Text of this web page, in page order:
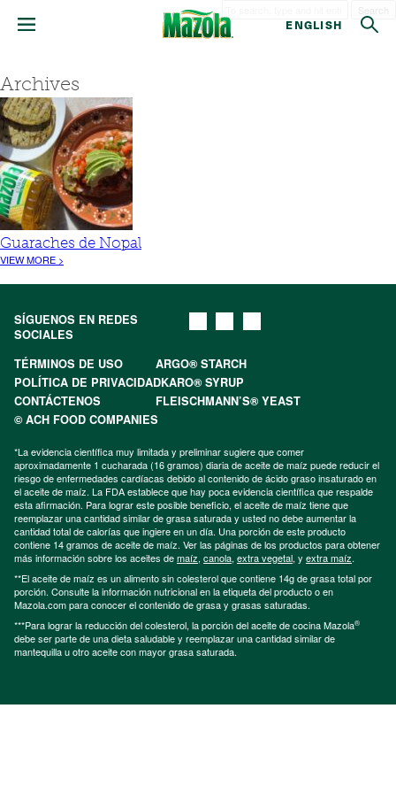
ENGLISH
Archives
Guaraches de Nopal
VIEW MORE >
SÍGUENOS EN REDES
SOCIALES
TÉRMINOS DE USO
ARGO® STARCH
POLÍTICA DE PRIVACIDADKARO® SYRUP
CONTÁCTENOS
FLEISCHMANN’S® YEAST
© ACH FOOD COMPANIES
*La evidencia científica muy limitada y preliminar sugiere que comer
aproximadamente 1 cucharada (16 gramos) diaria de aceite de maíz puede reducir el
riesgo de enfermedades cardíacas debido al contenido de ácido graso insaturado en
el aceite de maíz. La FDA establece que hay poca evidencia científica que respalde
esta afirmación. Para lograr este posible beneficio, el aceite de maíz tiene que
reemplazar una cantidad similar de grasa saturada y usted no debe aumentar la
cantidad total de calorías que ingiere en un día. Una porción de este producto
contiene 14 gramos de aceite de maíz. Ver las páginas de los productos para obtener
más información sobre los aceites demaíz, canola, extra vegetal, y extra maíz.
**El aceite de maíz es un alimento sin colesterol que contiene 14g de grasa total por
porción. Consulte la información nutricional en la etiqueta del producto o en
Mazola.com para conocer el contenido de grasa y grasas saturadas.
***Para lograr la reducción del colesterol, la porción del aceite de cocina Mazola®
debe ser parte de una dieta saludable y reemplazar una cantidad similar de
mantequilla u otro aceite con mayor grasa saturada.